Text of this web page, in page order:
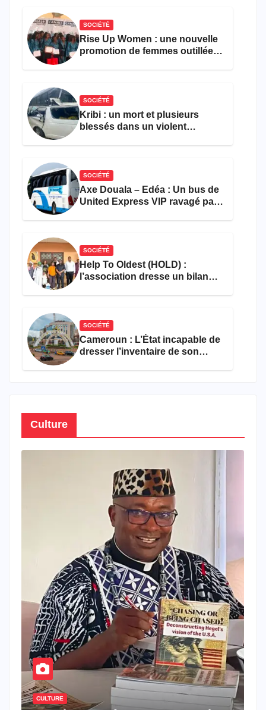
SOCIÉTÉ
Rise Up Women : une nouvelle
promotion de femmes outillées
SOCIÉTÉ
Kribi : un mort et plusieurs
blessés dans un violent
SOCIÉTÉ
Axe Douala – Edéa : Un bus de
United Express VIP ravagé par
SOCIÉTÉ
Help To Oldest (HOLD) :
l’association dresse un bilan
SOCIÉTÉ
Cameroun : L’État incapable de
dresser l’inventaire de son
Culture
CULTURE